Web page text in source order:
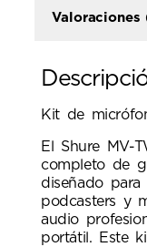
Valoraciones
Kit de
El Shure MV-
completo de
diseñado para
podcasters y
audio
portátil. Este